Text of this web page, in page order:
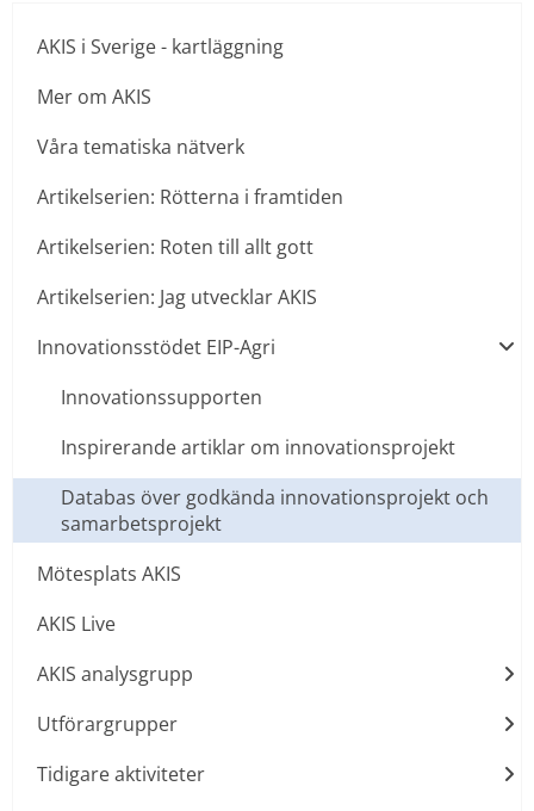
AKIS i Sverige - kartläggning
Mer om AKIS
Våra tematiska nätverk
Artikelserien: Rötterna i framtiden
Artikelserien: Roten till allt gott
Artikelserien: Jag utvecklar AKIS
Innovationsstödet EIP-Agri
Innovationssupporten
Inspirerande artiklar om innovationsprojekt
Databas över godkända innovationsprojekt och
samarbetsprojekt
Mötesplats AKIS
AKIS Live
AKIS analysgrupp
Utförargrupper
Tidigare aktiviteter